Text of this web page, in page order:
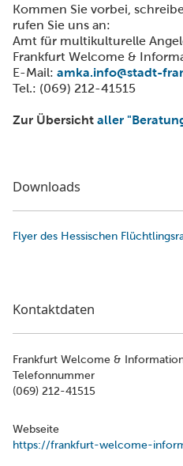
Kommen Sie vorbei,
rufen Sie uns an:
Amt für multikulturelle
Frankfurt Welcome &
E-Mail: amka.info@stadt-
Tel.: (069) 212-41515
Zur Übersicht aller
Downloads
Flyer des Hessischen
Kontaktdaten
Frankfurt Welcome &
Telefonnummer
(069) 212-41515
Webseite
https://frankfurt-welcome-